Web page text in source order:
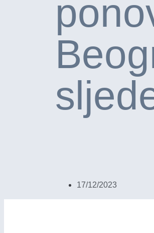
17/12/2023